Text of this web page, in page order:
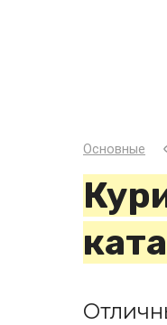
Основные